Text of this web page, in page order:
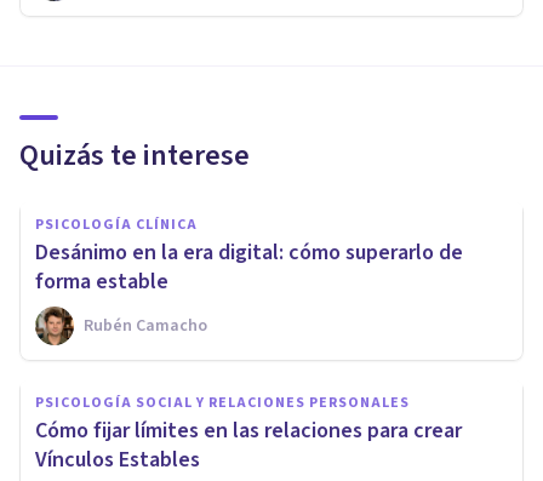
Quizás te interese
PSICOLOGÍA CLÍNICA
Desánimo en la era digital: cómo superarlo de
forma estable
Rubén Camacho
PSICOLOGÍA SOCIAL Y RELACIONES PERSONALES
Cómo fijar límites en las relaciones para crear
Vínculos Estables